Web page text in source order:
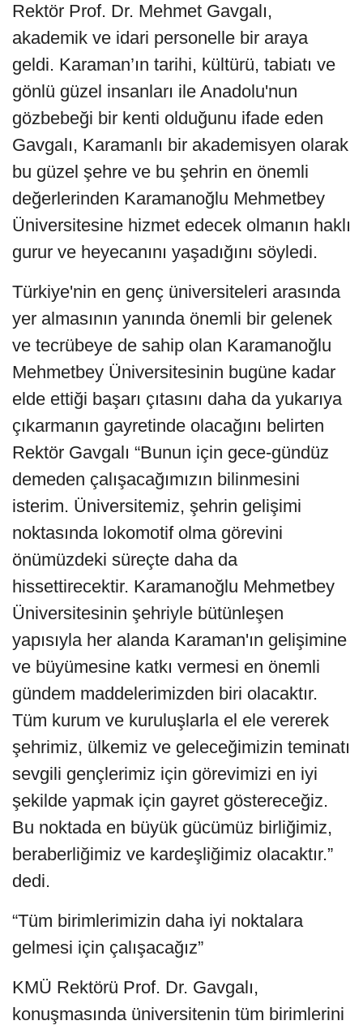
Rektör Prof. Dr. Mehmet Gavgalı,
akademik ve idari personelle bir araya
geldi. Karaman’ın tarihi, kültürü, tabiatı ve
gönlü güzel insanları ile Anadolu'nun
gözbebeği bir kenti olduğunu ifade eden
Gavgalı, Karamanlı bir akademisyen olarak
bu güzel şehre ve bu şehrin en önemli
değerlerinden Karamanoğlu Mehmetbey
Üniversitesine hizmet edecek olmanın haklı
gurur ve heyecanını yaşadığını söyledi.
Türkiye'nin en genç üniversiteleri arasında
yer almasının yanında önemli bir gelenek
ve tecrübeye de sahip olan Karamanoğlu
Mehmetbey Üniversitesinin bugüne kadar
elde ettiği başarı çıtasını daha da yukarıya
çıkarmanın gayretinde olacağını belirten
Rektör Gavgalı “Bunun için gece-gündüz
demeden çalışacağımızın bilinmesini
isterim. Üniversitemiz, şehrin gelişimi
noktasında lokomotif olma görevini
önümüzdeki süreçte daha da
hissettirecektir. Karamanoğlu Mehmetbey
Üniversitesinin şehriyle bütünleşen
yapısıyla her alanda Karaman'ın gelişimine
ve büyümesine katkı vermesi en önemli
gündem maddelerimizden biri olacaktır.
Tüm kurum ve kuruluşlarla el ele vererek
şehrimiz, ülkemiz ve geleceğimizin teminatı
sevgili gençlerimiz için görevimizi en iyi
şekilde yapmak için gayret göstereceğiz.
Bu noktada en büyük gücümüz birliğimiz,
beraberliğimiz ve kardeşliğimiz olacaktır.”
dedi.
“Tüm birimlerimizin daha iyi noktalara
gelmesi için çalışacağız”
KMÜ Rektörü Prof. Dr. Gavgalı,
konuşmasında üniversitenin tüm birimlerini